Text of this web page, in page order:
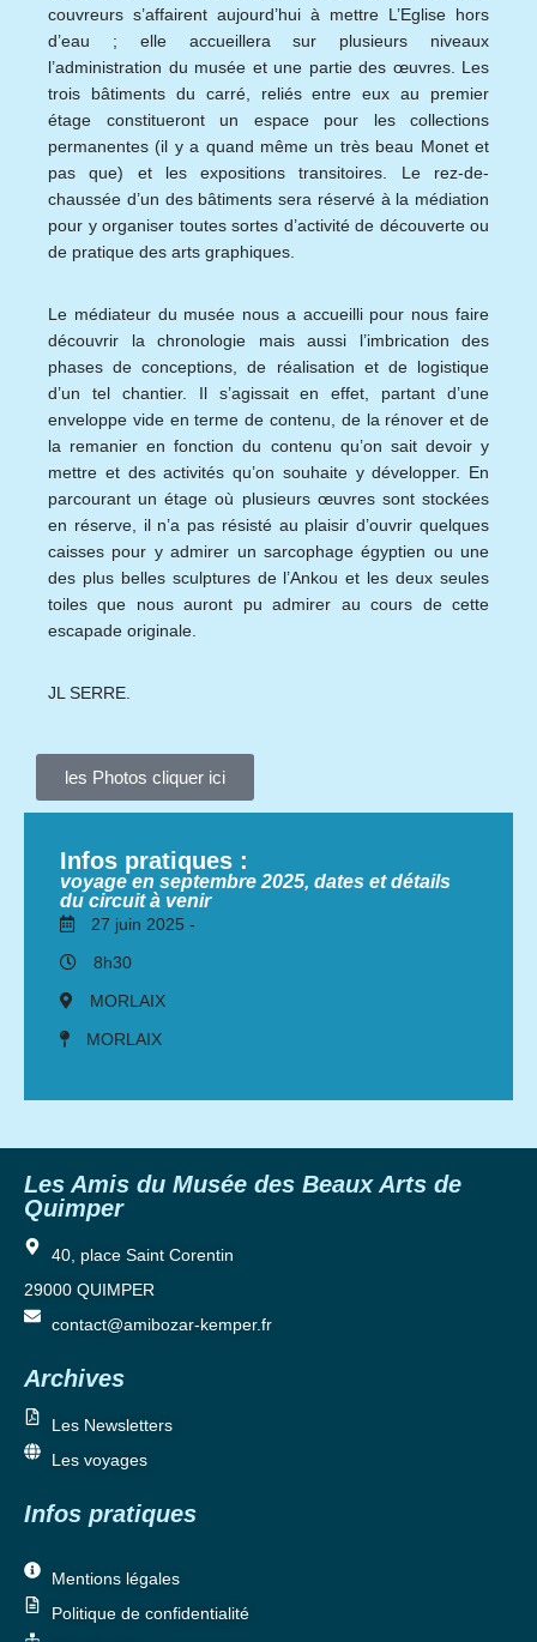
couvreurs s’affairent aujourd’hui à mettre L’Eglise hors
d’eau ; elle accueillera sur plusieurs niveaux
l’administration du musée et une partie des œuvres. Les
trois bâtiments du carré, reliés entre eux au premier
étage constitueront un espace pour les collections
permanentes (il y a quand même un très beau Monet et
pas que) et les expositions transitoires. Le rez-de-
chaussée d’un des bâtiments sera réservé à la médiation
pour y organiser toutes sortes d’activité de découverte ou
de pratique des arts graphiques.
Le médiateur du musée nous a accueilli pour nous faire
découvrir la chronologie mais aussi l’imbrication des
phases de conceptions, de réalisation et de logistique
d’un tel chantier. Il s’agissait en effet, partant d’une
enveloppe vide en terme de contenu, de la rénover et de
la remanier en fonction du contenu qu’on sait devoir y
mettre et des activités qu’on souhaite y développer. En
parcourant un étage où plusieurs œuvres sont stockées
en réserve, il n’a pas résisté au plaisir d’ouvrir quelques
caisses pour y admirer un sarcophage égyptien ou une
des plus belles sculptures de l’Ankou et les deux seules
toiles que nous auront pu admirer au cours de cette
escapade originale.
JL SERRE.
les Photos cliquer ici
Infos pratiques :
voyage en septembre 2025, dates et détails
du circuit à venir
27 juin 2025 -
8h30
MORLAIX
MORLAIX
Les Amis du Musée des Beaux Arts de
Quimper
40, place Saint Corentin
29000 QUIMPER
contact@amibozar-kemper.fr
Archives
Les Newsletters
Les voyages
Infos pratiques
Mentions légales
Politique de confidentialité